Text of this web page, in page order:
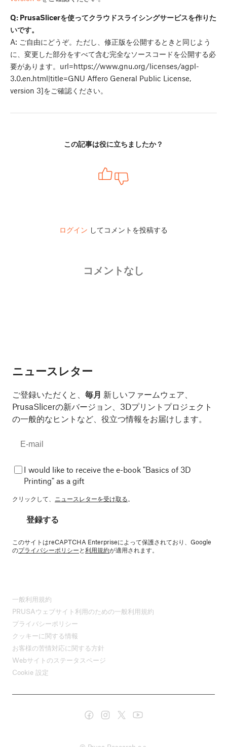
Q: PrusaSlicerを使ってクラウドスライシングサービスを作りた
いです。
A: ご自由にどうぞ。ただし、修正版を公開するときと同じよう
に、変更した部分をすべて含む完全なソースコードを公開する必
要があります。url=https://www.gnu.org/licenses/agpl-
3.0.en.html|title=GNU Affero General Public License,
version 3]をご確認ください。
この記事は役に立ちましたか？
ログイン してコメントを投稿する
コメントなし
ニュースレター
ご登録いただくと、 毎月 新しいファームウェア、
PrusaSlicerの新バージョン、3Dプリントプロジェクト
の一般的なヒントなど、役立つ情報をお届けします。
I would like to receive the e-book "Basics of 3D
Printing" as a gift
クリックして、 ニュースレターを受け取る。
登録する
このサイトはreCAPTCHA Enterpriseによって保護されており、Google
のプライバシーポリシーと利用規約が適用されます。
一般利用規約
PRUSAウェブサイト利用のための一般利用規約
プライバシーポリシー
クッキーに関する情報
お客様の苦情対応に関する方針
Webサイトのステータスページ
Cookie 設定